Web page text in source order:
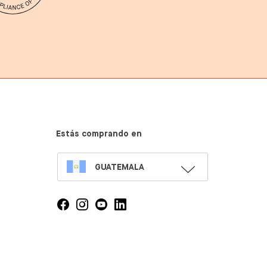
Estás comprando en
SELECT
LANGUAGE
GUATEMALA